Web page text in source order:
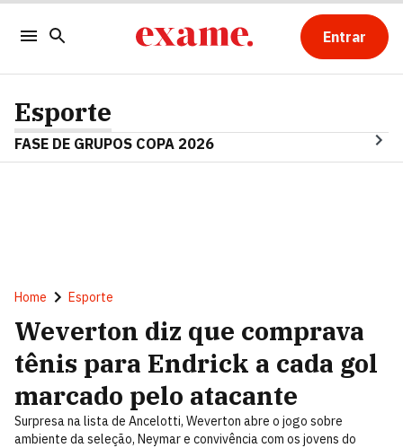
Entrar
Esporte
FASE DE GRUPOS COPA 2026
Home Esporte
Weverton diz que comprava
tênis para Endrick a cada gol
marcado pelo atacante
Surpresa na lista de Ancelotti, Weverton abre o jogo sobre
ambiente da seleção, Neymar e convivência com os jovens do